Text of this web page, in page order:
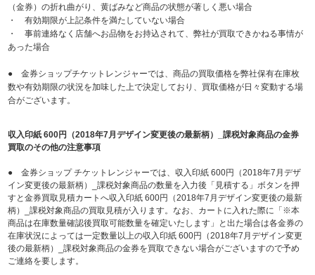
（金券）の折れ曲がり、黄ばみなど商品の状態が著しく悪い場合
・ 有効期限が上記条件を満たしていない場合
・ 事前連絡なく店舗へお品物をお持込されて、弊社が買取できかねる事情が
あった場合
● 金券ショップチケットレンジャーでは、商品の買取価格を弊社保有在庫枚
数や有効期限の状況を加味した上で決定しており、買取価格が日々変動する場
合がございます。
収入印紙 600円（2018年7月デザイン変更後の最新柄）_課税対象商品の金券
買取のその他の注意事項
● 金券ショップ チケットレンジャーでは、収入印紙 600円（2018年7月デザ
イン変更後の最新柄）_課税対象商品の数量を入力後「見積する」ボタンを押
すと金券買取見積カートへ収入印紙 600円（2018年7月デザイン変更後の最新
柄）_課税対象商品の買取見積が入ります。なお、カートに入れた際に「※本
商品は在庫数量確認後買取可能数量を確定いたします」と出た場合は各金券の
在庫状況によっては一定数量以上の収入印紙 600円（2018年7月デザイン変更
後の最新柄）_課税対象商品の金券を買取できない場合がございますので予め
ご連絡を要します。